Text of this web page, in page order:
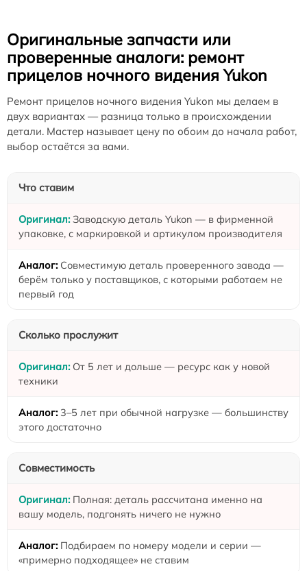
Оригинальные запчасти или
проверенные аналоги: ремонт
прицелов ночного видения Yukon
Ремонт прицелов ночного видения Yukon мы делаем в
двух вариантах — разница только в происхождении
детали. Мастер называет цену по обоим до начала работ,
выбор остаётся за вами.
Что ставим
Заводскую деталь Yukon — в фирменной
упаковке, с маркировкой и артикулом производителя
Совместимую деталь проверенного завода —
берём только у поставщиков, с которыми работаем не
первый год
Сколько прослужит
От 5 лет и дольше — ресурс как у новой
техники
3–5 лет при обычной нагрузке — большинству
этого достаточно
Совместимость
Полная: деталь рассчитана именно на
вашу модель, подгонять ничего не нужно
Подбираем по номеру модели и серии —
«примерно подходящее» не ставим